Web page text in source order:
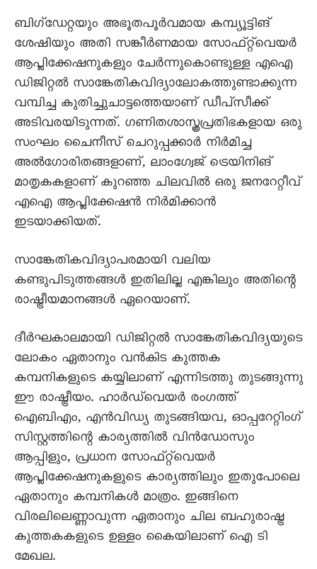
ബിഗ്‌ഡേറ്റയും അഭൂതപൂർവമായ കമ്പ്യൂട്ടിങ്
ശേഷിയും അതി സങ്കീർണമായ സോഫ്‌റ്റ്‌വെയർ
ആപ്ലിക്കേഷനുകളും ചേർന്നുകൊണ്ടുള്ള എഐ
ഡിജിറ്റൽ സാങ്കേതികവിദ്യാലോകത്തുണ്ടാക്കുന്ന
വമ്പിച്ച കുതിച്ചുചാട്ടത്തെയാണ് ഡീപ്‌സീക്ക്
അടിവരയിടുന്നത്. ഗണിതശാസ്ത്രപ്രതിഭകളായ ഒരു
സംഘം ചൈനീസ് ചെറുപ്പക്കാർ നിർമിച്ച
അൽഗോരിതങ്ങളാണ്, ലാംഗ്വേജ് ട്രെയിനിങ്
മാതൃകകളാണ് കുറഞ്ഞ ചിലവിൽ ഒരു ജനറേറ്റീവ്
എഐ ആപ്ലിക്കേഷൻ നിർമിക്കാൻ
ഇടയാക്കിയത്.
സാങ്കേതികവിദ്യാപരമായി വലിയ
കണ്ടുപിടുത്തങ്ങൾ ഇതിലില്ല എങ്കിലും അതിന്റെ
രാഷ്ട്രീയമാനങ്ങൾ ഏറെയാണ്.
ദീർഘകാലമായി ഡിജിറ്റൽ സാങ്കേതികവിദ്യയുടെ
ലോകം ഏതാനും വൻകിട കുത്തക
കമ്പനികളുടെ കയ്യിലാണ് എന്നിടത്തു തുടങ്ങുന്നു
ഈ രാഷ്ട്രീയം. ഹാർഡ്‌വെയർ രംഗത്ത്
ഐബിഎം, എൻവിഡ്യ തുടങ്ങിയവ, ഓപ്പറേറ്റിംഗ്
സിസ്റ്റത്തിന്റെ കാര്യത്തിൽ വിൻഡോസും
ആപ്പിളും, പ്രധാന സോഫ്‌റ്റ്‌വെയർ
ആപ്ലിക്കേഷനുകളുടെ കാര്യത്തിലും ഇതുപോലെ
ഏതാനും കമ്പനികൾ മാത്രം. ഇങ്ങിനെ
വിരലിലെണ്ണാവുന്ന ഏതാനും ചില ബഹുരാഷ്ട്ര
കുത്തകകളുടെ ഉള്ളം കൈയിലാണ് ഐ ടി
മേഖല.